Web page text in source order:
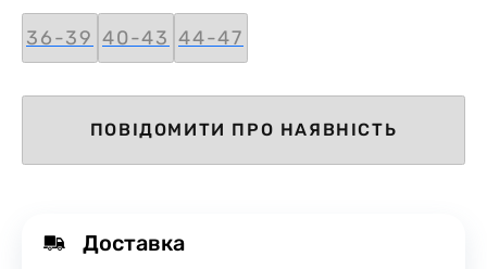
36-39 40-43 44-47
ПОВІДОМИТИ ПРО НАЯВНІСТЬ
Доставка